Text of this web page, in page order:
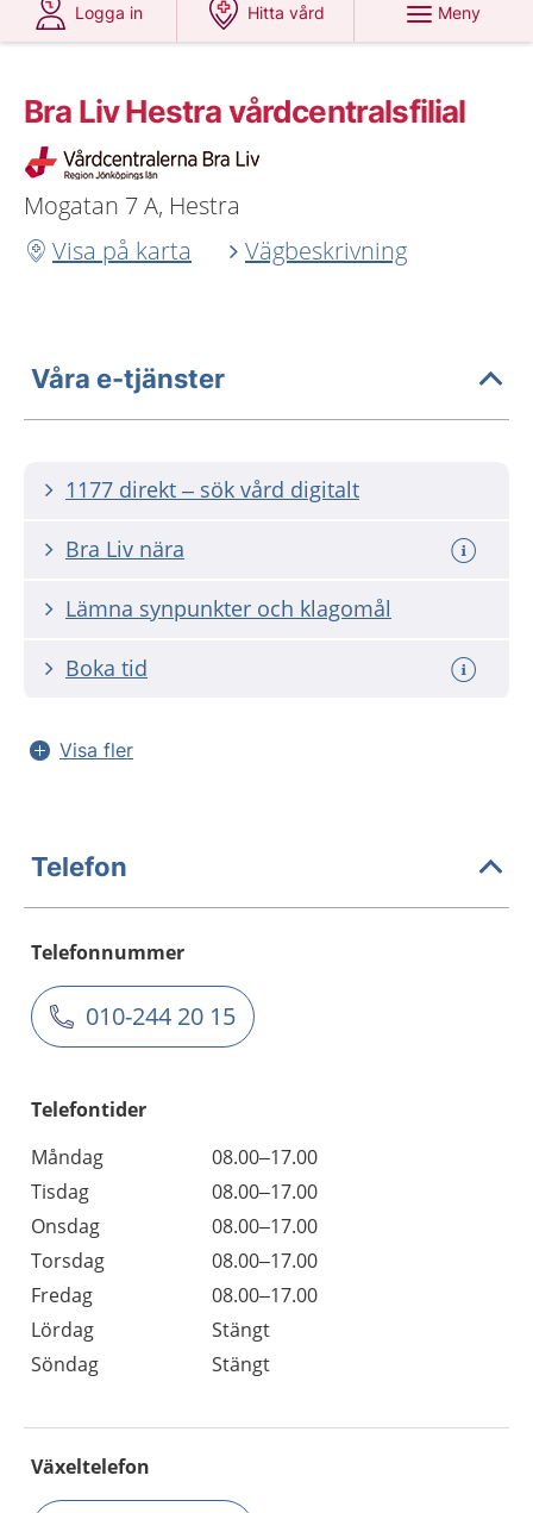
Logga in
Hitta vård
Meny
Bra Liv Hestra vårdcentralsfilial
Mogatan 7 A, Hestra
Visa på karta
Vägbeskrivning
Våra e-tjänster
1177 direkt – sök vård digitalt
Bra Liv nära
Lämna synpunkter och klagomål
Boka tid
Visa fler
Telefon
Telefonnummer
010-244 20 15
Telefontider
Måndag
08.00–17.00
Tisdag
08.00–17.00
Onsdag
08.00–17.00
Torsdag
08.00–17.00
Fredag
08.00–17.00
Lördag
Stängt
Söndag
Stängt
Växeltelefon